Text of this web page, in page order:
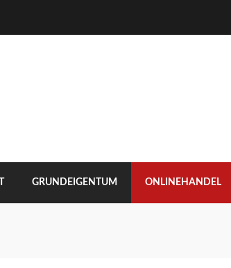
GRUNDEIGENTUM ONLINEHANDEL